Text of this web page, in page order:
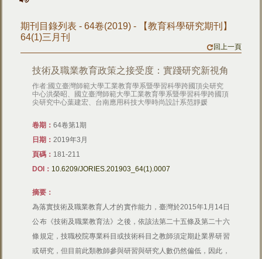
期刊目錄列表 - 64卷(2019) - 【教育科學研究期刊】
64(1)三月刊
回上一頁
技術及職業教育政策之接受度：實踐研究新視角
作者:國立臺灣師範大學工業教育學系暨學習科學跨國頂尖研究
中心洪榮昭、國立臺灣師範大學工業教育學系暨學習科學跨國頂
尖研究中心葉建宏、台南應用科技大學時尚設計系范靜媛
卷期：64卷第1期
日期：2019年3月
頁碼： 181-211
DOI： 10.6209/JORIES.201903_64(1).0007
摘要：
為落實技術及職業教育人才的實作能力，臺灣於2015年1月14日
公布《技術及職業教育法》之後，依該法第二十五條及第二十六
條規定，技職校院專業科目或技術科目之教師須定期赴業界研習
或研究，但目前此類教師參與研習與研究人數仍然偏低，因此，